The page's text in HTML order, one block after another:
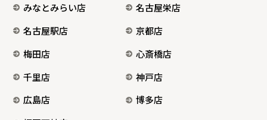
みなとみらい店
名古屋栄店
名古屋駅店
京都店
梅田店
心斎橋店
千里店
神戸店
広島店
博多店